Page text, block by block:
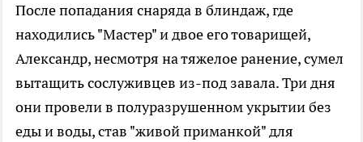
После попадания снаряда в блиндаж, где
находились "Мастер" и двое его товарищей,
Александр, несмотря на тяжелое ранение, сумел
вытащить сослуживцев из-под завала. Три дня
они провели в полуразрушенном укрытии без
еды и воды, став "живой приманкой" для